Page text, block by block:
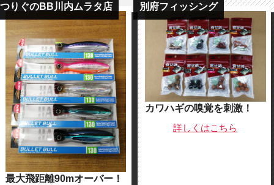
つりぐのBB川内ムラタ店
最大飛距離90mオーバー！
別府フィッシング
カワハギの嗅覚を刺激！
詳しくはこちら